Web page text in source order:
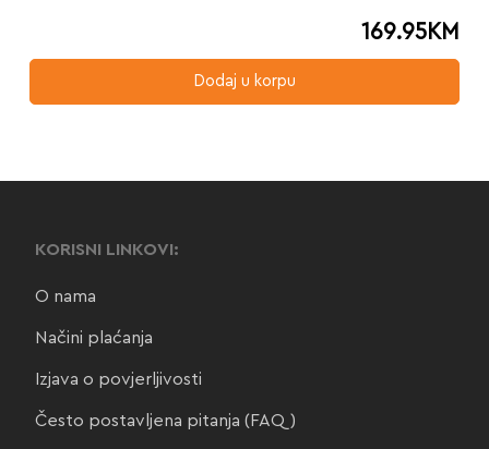
169.95KM
Dodaj u korpu
KORISNI LINKOVI:
O nama
Načini plaćanja
Izjava o povjerljivosti
Često postavljena pitanja (FAQ)